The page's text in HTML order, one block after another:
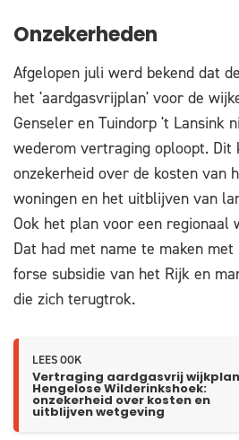
Onzekerheden
Afgelopen juli werd bekend dat
het 'aardgasvrijplan' voor de
Genseler en Tuindorp 't Lansink
wederom vertraging oploopt. Dit
onzekerheid over de kosten van
woningen en het uitblijven van
Ook het plan voor een regionaal
Dat had met name te maken
forse subsidie van het Rijk en
die zich terugtrok.
LEES OOK
Vertraging aardgasvrij wijkplan
Hengelose Wilderinkshoek:
onzekerheid over kosten en
uitblijven wetgeving